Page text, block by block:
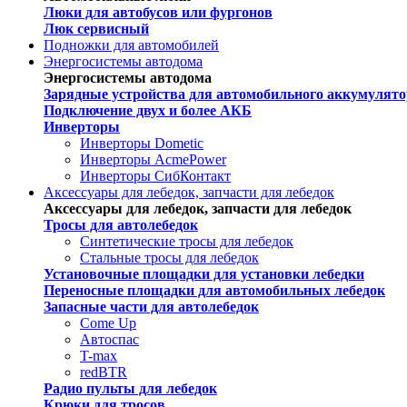
Люки для автобусов или фургонов
Люк сервисный
Подножки для автомобилей
Энергосистемы автодома
Энергосистемы автодома
Зарядные устройства для автомобильного
Подключение двух и более АКБ
Инверторы
Инверторы Dometic
Инверторы AcmePower
Инверторы СибКонтакт
Аксессуары для лебедок, запчасти для лебедок
Аксессуары для лебедок, запчасти для лебедок
Тросы для автолебедок
Синтетические тросы для лебедок
Стальные тросы для лебедок
Установочные площадки для установки лебедки
Переносные площадки для автомобильных лебедок
Запасные части для автолебедок
Come Up
Автоспас
T-max
redBTR
Радио пульты для лебедок